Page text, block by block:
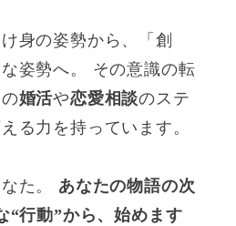
身の姿勢から、「創
姿勢へ。 その意識の転
婚活や恋愛相談のステ
る力を持っています。
た。 あなたの物語の次
“行動”から、始めます